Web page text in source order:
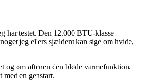
har testet. Den 12.000 BTU-klasse
jeg ellers sjældent kan sige om hvide,
og om aftenen den bløde varmefunktion.
en genstart.